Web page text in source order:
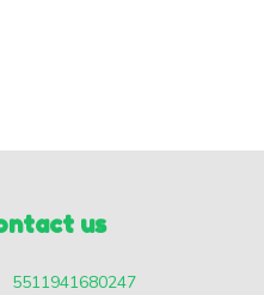
us
5511941680247